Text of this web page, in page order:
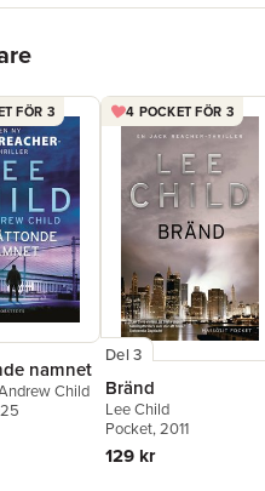
FÖR 3
namnet
Child
4 POCKET FÖR 3
Del 3
Bränd
Lee Child
Pocket, 2011
129 kr